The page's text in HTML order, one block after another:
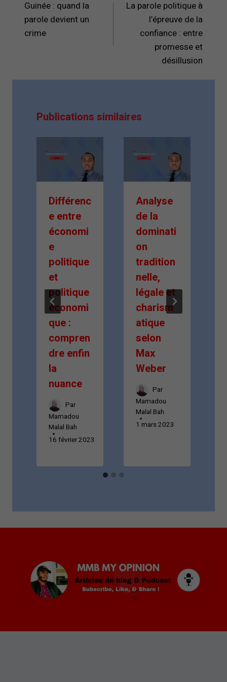
l’article
Guinée : quand la
parole devient un
crime
La parole politique à
l’épreuve de la
confiance : entre
promesse et
désillusion
Publications similaires
Différenc
e entre
économi
e
politique
et
politique
économi
que :
compren
dre enfin
la
nuance
Par
Mamadou
Malal Bah
16 février 2023
Analyse
de la
dominati
on
tradition
nelle,
légale et
charism
atique
selon
Max
Weber
Par
Mamadou
Malal Bah
1 mars 2023